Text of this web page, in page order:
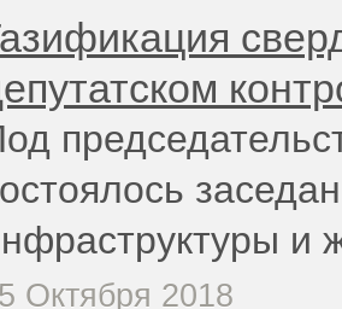
и
Октября 2018